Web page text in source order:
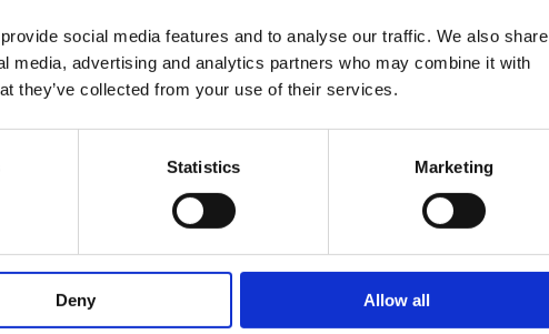
social media features and to analyse our traffic. We also share
media, advertising and analytics partners who may combine it with
they’ve collected from your use of their services.
Statistics Marketing
Deny Allow all